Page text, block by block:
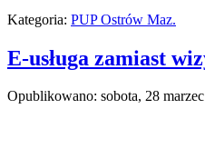
Kategoria: PUP Ostrów Maz.
E-usługa zamiast
Opublikowano: sobota, 28